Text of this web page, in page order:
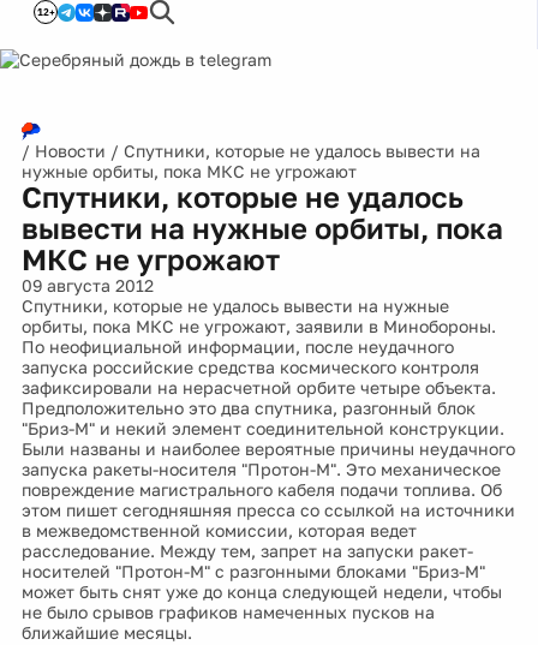
12+
/ Новости / Спутники, которые не удалось вывести на
нужные орбиты, пока МКС не угрожают
Спутники, которые не удалось
вывести на нужные орбиты, пока
МКС не угрожают
09 августа 2012
Спутники, которые не удалось вывести на нужные
орбиты, пока МКС не угрожают, заявили в Минобороны.
По неофициальной информации, после неудачного
запуска российские средства космического контроля
зафиксировали на нерасчетной орбите четыре объекта.
Предположительно это два спутника, разгонный блок
"Бриз-М" и некий элемент соединительной конструкции.
Были названы и наиболее вероятные причины неудачного
запуска ракеты-носителя "Протон-М". Это механическое
повреждение магистрального кабеля подачи топлива. Об
этом пишет сегодняшняя пресса со ссылкой на источники
в межведомственной комиссии, которая ведет
расследование. Между тем, запрет на запуски ракет-
носителей "Протон-М" с разгонными блоками "Бриз-М"
может быть снят уже до конца следующей недели, чтобы
не было срывов графиков намеченных пусков на
ближайшие месяцы.